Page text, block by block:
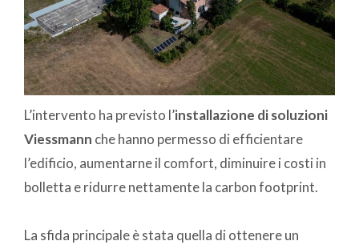
L’intervento ha previsto l’installazione di soluzioni
Viessmann che hanno permesso di efficientare
l’edificio, aumentarne il comfort, diminuire i costi in
bolletta e ridurre nettamente la carbon footprint.
La sfida principale è stata quella di ottenere un